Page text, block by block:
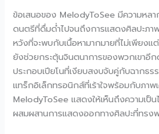
ข้อเสนอของ MelodyToSee มีความหล
ดนตรีที่ดื่มด่ำไปจนถึงการแสดงศิลปะภา
หวังที่จะพบกับเนื้อหามากมายที่ไม่เพียงแ
ยังช่วยกระตุ้นจินตนาการของพวกเขาอีก
ประกอบเปียโนที่เงียบสงบจับคู่กับฉากธร
แทร็กอิเล็กทรอนิกส์ที่เร้าใจพร้อมกับภาพ
MelodyToSee แสดงให้เห็นถึงความเป็
ผสมผสานการแสดงออกทางศิลปะที่ทร